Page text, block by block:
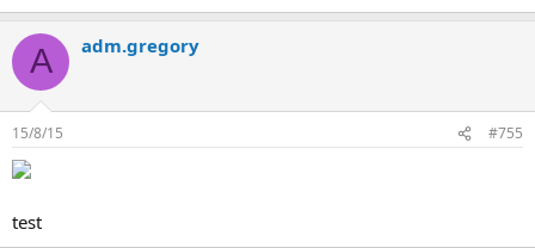
A adm.gregory
15/8/15 #755
test